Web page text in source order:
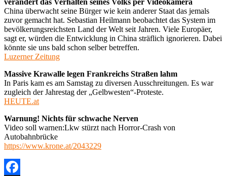
China überwacht seine Bürger wie kein anderer Staat das jemals
zuvor gemacht hat. Sebastian Heilmann beobachtet das System im
bevölkerungsreichsten Land der Welt seit Jahren. Viele Europäer,
sagt er, würden die Entwicklung in China sträflich ignorieren. Dabei
könnte sie uns bald schon selber betreffen.
Luzerner Zeitung
Massive Krawalle legen Frankreichs Straßen lahm
In Paris kam es am Samstag zu diversen Ausschreitungen. Es war
zugleich der Jahrestag der „Gelbwesten“-Proteste.
HEUTE.at
Warnung! Nichts für schwache Nerven
Video soll warnen:Lkw stürzt nach Horror-Crash von
Autobahnbrücke
https://www.krone.at/2043229